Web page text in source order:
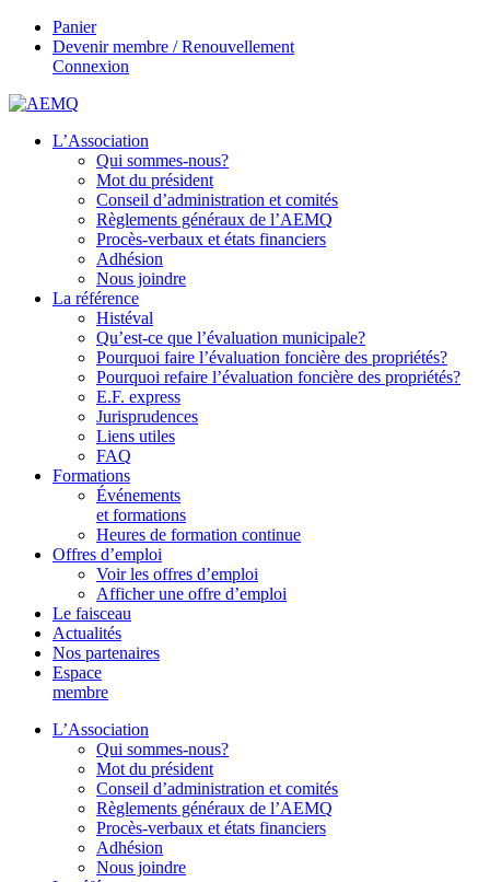
Panier
Devenir membre / Renouvellement
Connexion
L’Association
Qui sommes-nous?
Mot du président
Conseil d’administration et comités
Règlements généraux de l’AEMQ
Procès-verbaux et états financiers
Adhésion
Nous joindre
La référence
Histéval
Qu’est-ce que l’évaluation municipale?
Pourquoi faire l’évaluation foncière des propriétés?
Pourquoi refaire l’évaluation foncière des propriétés?
E.F. express
Jurisprudences
Liens utiles
FAQ
Formations
Événements
et formations
Heures de formation continue
Offres d’emploi
Voir les offres d’emploi
Afficher une offre d’emploi
Le faisceau
Actualités
Nos partenaires
Espace
membre
L’Association
Qui sommes-nous?
Mot du président
Conseil d’administration et comités
Règlements généraux de l’AEMQ
Procès-verbaux et états financiers
Adhésion
Nous joindre